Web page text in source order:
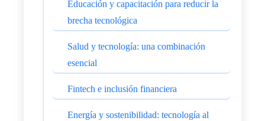
Educación y capacitación para reducir la
brecha tecnológica
Salud y tecnología: una combinación
esencial
Fintech e inclusión financiera
Energía y sostenibilidad: tecnología al